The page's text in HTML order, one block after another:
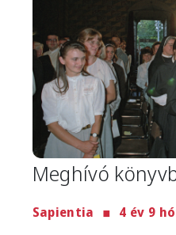
Meghívó
Sapientia 4 év 9